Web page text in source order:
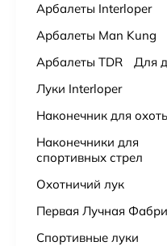
Арбалеты Interloper
Арбалеты Man Kung
Арбалеты TDR
Для
Луки Interloper
Наконечник для
Наконечники для
спортивных стрел
Охотничий лук
Первая Лучная
Спортивные луки